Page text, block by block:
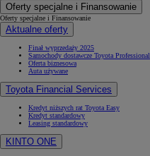
Oferty specjalne i Finansowanie
Oferty specjalne i Finansowanie
Aktualne oferty
Finał wyprzedaży 2025
Samochody dostawcze Toyota Professional
Oferta biznesowa
Auta używane
Toyota Financial Services
Kredyt niższych rat Toyota Easy
Kredyt standardowy
Leasing standardowy
KINTO ONE